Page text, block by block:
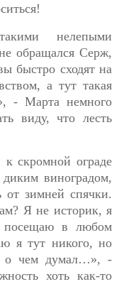
нелепыми
обращался Серж,
быстро сходят на
а тут такая
- Марта немного
виду, что лесть
скромной ограде
виноградом,
от зимней спячки.
Я не историк, я
посещаю в любом
я тут никого, но
о чем думал…», -
хоть как-то